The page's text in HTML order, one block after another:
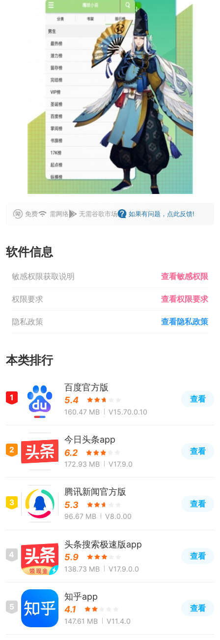
免费 需网络 无需谷歌市场 如果有问题，点此反馈!
软件信息
敏感权限获取说明 查看敏感权限
权限要求 查看权限要求
隐私政策 查看隐私政策
本类排行
1
百度官方版
5.4
160.47 MB V15.70.0.10
查看
2
今日头条app
6.2
172.93 MB V17.9.0
查看
3
腾讯新闻官方版
5.3
96.67 MB V8.0.00
查看
4
头条搜索极速版app
5.9
138.73 MB V17.9.0.0
查看
5
知乎app
4.1
147.61 MB V11.4.0
查看